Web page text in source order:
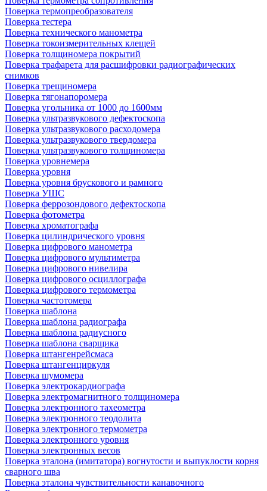
Поверка термопреобразователя
Поверка тестера
Поверка технического манометра
Поверка токоизмерительных клещей
Поверка толщиномера покрытий
Поверка трафарета для расшифровки радиографических
снимков
Поверка трещиномера
Поверка тягонапоромера
Поверка угольника от 1000 до 1600мм
Поверка ультразвукового дефектоскопа
Поверка ультразвукового расходомера
Поверка ультразвукового твердомера
Поверка ультразвукового толщиномера
Поверка уровнемера
Поверка уровня
Поверка уровня брускового и рамного
Поверка УШС
Поверка феррозондового дефектоскопа
Поверка фотометра
Поверка хроматографа
Поверка цилиндрического уровня
Поверка цифрового манометра
Поверка цифрового мультиметра
Поверка цифрового нивелира
Поверка цифрового осциллографа
Поверка цифрового термометра
Поверка частотомера
Поверка шаблона
Поверка шаблона радиографа
Поверка шаблона радиусного
Поверка шаблона сварщика
Поверка штангенрейсмаса
Поверка штангенциркуля
Поверка шумомера
Поверка электрокардиографа
Поверка электромагнитного толщиномера
Поверка электронного тахеометра
Поверка электронного теодолита
Поверка электронного термометра
Поверка электронного уровня
Поверка электронных весов
Поверка эталона (имитатора) вогнутости и выпуклости корня
сварного шва
Поверка эталона чувствительности канавочного